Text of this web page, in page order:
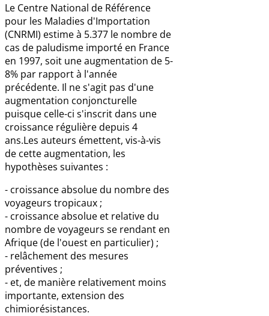
Le Centre National de Référence
pour les Maladies d'Importation
(CNRMI) estime à 5.377 le nombre de
cas de paludisme importé en France
en 1997, soit une augmentation de 5-
8% par rapport à l'année
précédente. Il ne s'agit pas d'une
augmentation conjoncturelle
puisque celle-ci s'inscrit dans une
croissance régulière depuis 4
ans.Les auteurs émettent, vis-à-vis
de cette augmentation, les
hypothèses suivantes :
- croissance absolue du nombre des
voyageurs tropicaux ;
- croissance absolue et relative du
nombre de voyageurs se rendant en
Afrique (de l'ouest en particulier) ;
- relâchement des mesures
préventives ;
- et, de manière relativement moins
importante, extension des
chimiorésistances.